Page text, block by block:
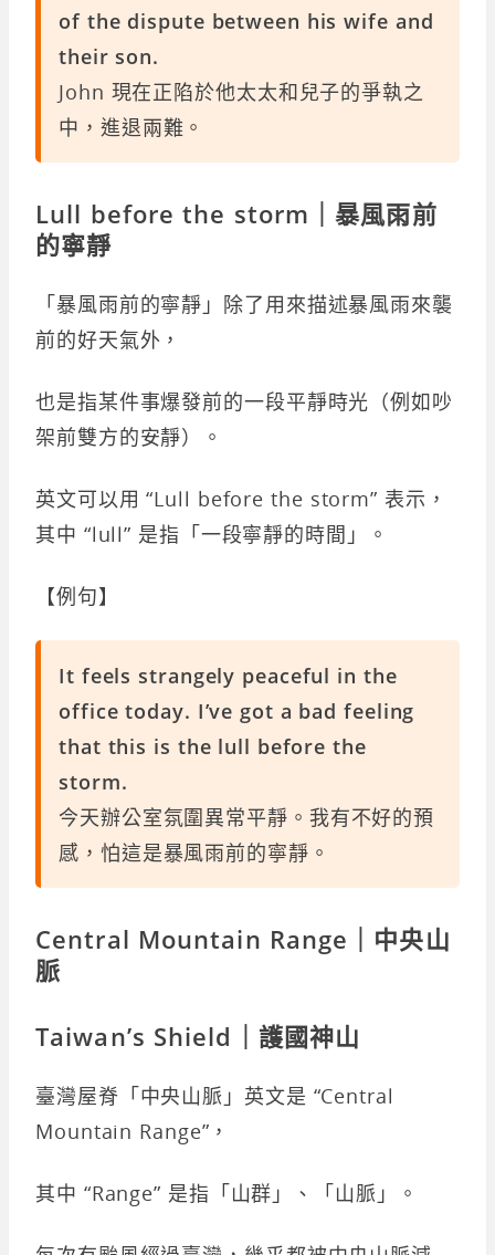
of the dispute between his wife and
their son.
John 現在正陷於他太太和兒子的爭執之
中，進退兩難。
Lull before the storm｜暴風雨前
的寧靜
「暴風雨前的寧靜」除了用來描述暴風雨來襲
前的好天氣外，
也是指某件事爆發前的一段平靜時光（例如吵
架前雙方的安靜）。
英文可以用 “Lull before the storm” 表示，
其中 “lull” 是指「一段寧靜的時間」。
【例句】
It feels strangely peaceful in the
office today. I’ve got a bad feeling
that this is the lull before the
storm.
今天辦公室氛圍異常平靜。我有不好的預
感，怕這是暴風雨前的寧靜。
Central Mountain Range｜中央山
脈
Taiwan’s Shield｜護國神山
臺灣屋脊「中央山脈」英文是 “Central
Mountain Range”，
其中 “Range” 是指「山群」、「山脈」。